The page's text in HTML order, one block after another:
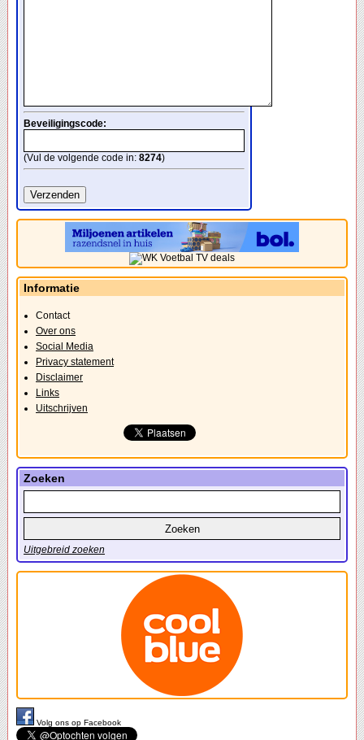
Beveiligingscode:
(Vul de volgende code in: 8274)
Informatie
Contact
Over ons
Social Media
Privacy statement
Disclaimer
Links
Uitschrijven
Zoeken
Uitgebreid zoeken
Volg ons op Facebook